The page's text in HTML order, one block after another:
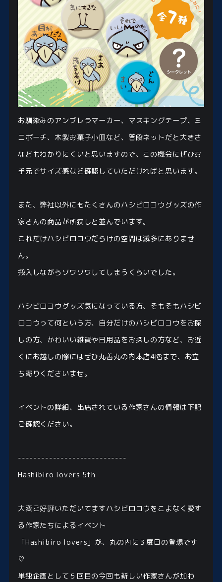
お馴染みのアンブレラマーカー、マスキングテープ、ミ
ニポーチ、木製お菓子小皿など、普段ネットだと大きさ
などもわかりにくいと思いますので、この機会にぜひお
手元でサイズ感など確認していただければと思います。
また、弊社以外にもたくさんのハシビロコウグッズの作
家さんの商品が所狭しと並んでいます。
これだけハシビロコウだらけの空間は滅多にありませ
ん。
搬入しながらソワソワしてしまうくらいでした。
ハシビロコウグッズ気になっている方、そもそもハシビ
ロコウって何という方、自分だけのハシビロコウをお探
しの方、かわいい雑貨や日用品をお探しの方など、お近
くにお越しの際にはぜひ丸善丸の内本店4階まで、お立
ち寄りくださいませ。
イベントの詳細、出店されている作家さんの情報は下記
ご確認ください。
----------------------------
Hashibiro lovers 5th
大変ご好評いただいてますハシビロコウをこよなく愛す
る作家たちによるイベント
「Hashibiro lovers」が、丸の内に３度目の登場です
♡
単独企画として５回目の今回も新しい作家さんが加わ